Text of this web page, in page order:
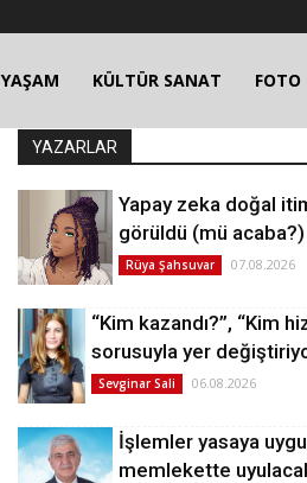
YAŞAM KÜLTÜR SANAT FOTO
YAZARLAR
Yapay zeka doğal
görüldü (mü acaba?)
Rüya Şahsuvar 07.08.2026
“Kim kazandı?”, “Kim
sorusuyla yer
Sevginar Sali 06.08.2026
İşlemler yasaya
memlekette